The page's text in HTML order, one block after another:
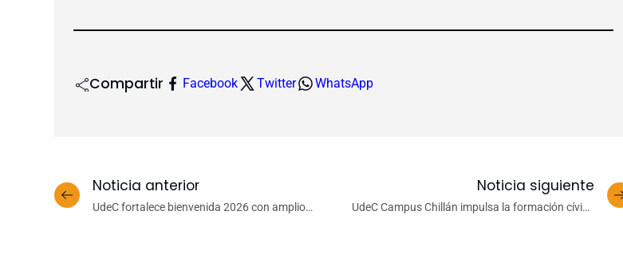
Compartir Facebook Twitter WhatsApp
Noticia anterior
UdeC fortalece bienvenida 2026 con amplio
Noticia siguiente
UdeC Campus Chillán impulsa la formación cívica